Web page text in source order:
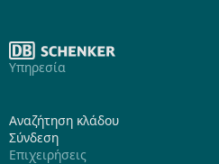
Υπηρεσία
Αναζήτηση κλάδου
Σύνδεση
Επιχειρήσεις